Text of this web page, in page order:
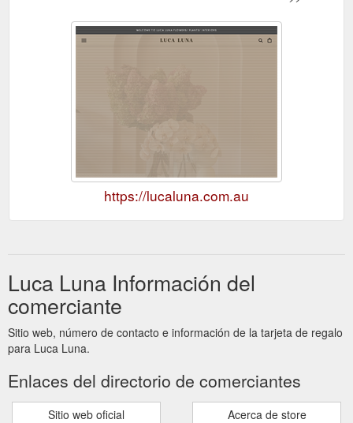
https://lucaluna.com.au
Luca Luna Información del
comerciante
Sitio web, número de contacto e información de la tarjeta de regalo
para Luca Luna.
Enlaces del directorio de comerciantes
Sitio web oficial Acerca de store